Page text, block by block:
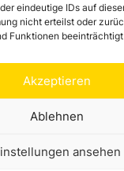
eindeutige IDs auf
nicht erteilst oder
Funktionen
Akzeptieren
Ablehnen
ansehen